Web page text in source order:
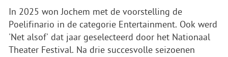
In 2025 won Jochem met de voorstelling de
Poelifinario in de categorie Entertainment. Ook werd
'Net alsof' dat jaar geselecteerd door het Nationaal
Theater Festival. Na drie succesvolle seizoenen